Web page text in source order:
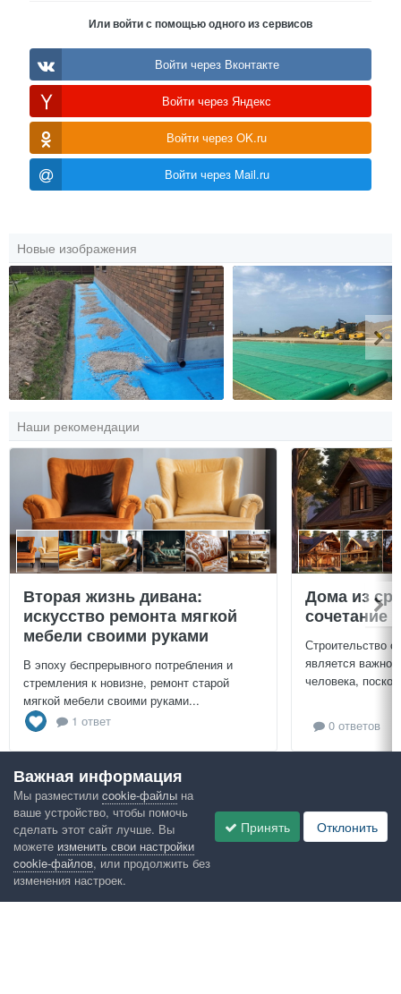
Или войти с помощью одного из сервисов
Войти через Вконтакте
Войти через Яндекс
Войти через OK.ru
Войти через Mail.ru
Новые изображения
Наши рекомендации
Вторая жизнь дивана:
искусство ремонта мягкой
мебели своими руками
В эпоху беспрерывного потребления и
стремления к новизне, ремонт старой
мягкой мебели своими руками...
1 ответ
Дома из
сочетание
Строительство
является
человека,
0 ответов
Посмотреть всё
Google рекомендует
Важная информация
Мы разместили cookie-файлы на
ваше устройство, чтобы помочь
сделать этот сайт лучше. Вы
можете изменить свои настройки
cookie-файлов, или продолжить без
изменения настроек.
Принять Отклонить